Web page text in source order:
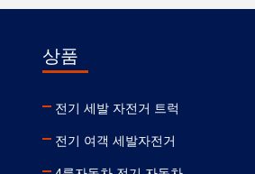
상품
전기 세발 자전거 트럭
전기 여객 세발자전거